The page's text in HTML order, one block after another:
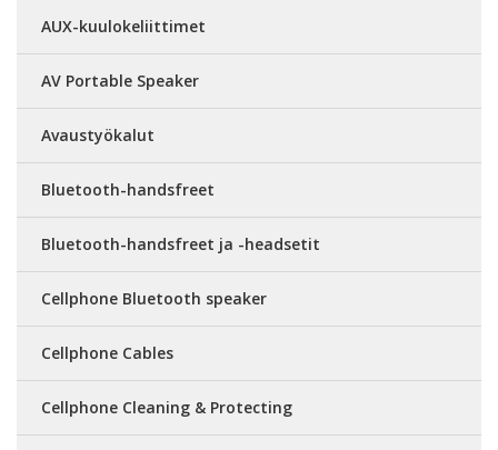
AUX-kuulokeliittimet
AV Portable Speaker
Avaustyökalut
Bluetooth-handsfreet
Bluetooth-handsfreet ja -headsetit
Cellphone Bluetooth speaker
Cellphone Cables
Cellphone Cleaning & Protecting